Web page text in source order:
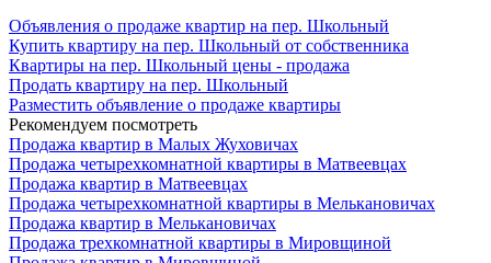
Объявления о продаже квартир на пер. Школьный
Купить квартиру на пер. Школьный от собственника
Квартиры на пер. Школьный цены - продажа
Продать квартиру на пер. Школьный
Разместить объявление о продаже квартиры
Рекомендуем посмотреть
Продажа квартир в Малых Жуховичах
Продажа четырехкомнатной квартиры в Матвеевцах
Продажа квартир в Матвеевцах
Продажа четырехкомнатной квартиры в Мелькановичах
Продажа квартир в Мелькановичах
Продажа трехкомнатной квартиры в Мировщиной